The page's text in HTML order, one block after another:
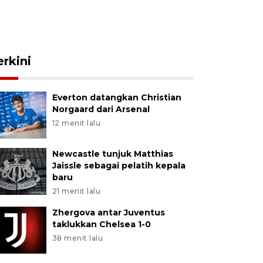
Everton datangkan Christian
Norgaard dari Arsenal
12 menit lalu
Newcastle tunjuk Matthias
Jaissle sebagai pelatih kepala
baru
21 menit lalu
Zhergova antar Juventus
taklukkan Chelsea 1-0
38 menit lalu